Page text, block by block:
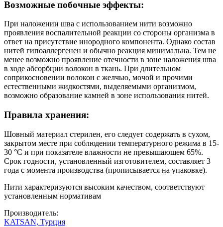
Возможные побочные эффекты:
При наложении шва с использованием нити возможно
проявления воспалительной реакции со стороны организма в
ответ на присутствие инородного компонента. Однако состав
нитей гипоаллергенен и обычно реакция минимальна. Тем не
менее возможно проявление отечности в зоне наложения шва
в ходе абсорбции волокон в ткань. При длительном
соприкосновении волокон с желчью, мочой и прочими
естественными жидкостями, выделяемыми организмом,
возможно образование камней в зоне использования нитей.
Правила хранения:
Шовный материал стерилен, его следует содержать в сухом,
закрытом месте при соблюдении температурного режима в 15-
30 °C и при показателе влажности не превышающем 65%.
Срок годности, установленный изготовителем, составляет 3
года с момента производства (прописывается на упаковке).
Нити характеризуются высоким качеством, соответствуют
установленным нормативам
Производитель:
KATSAN, Турция